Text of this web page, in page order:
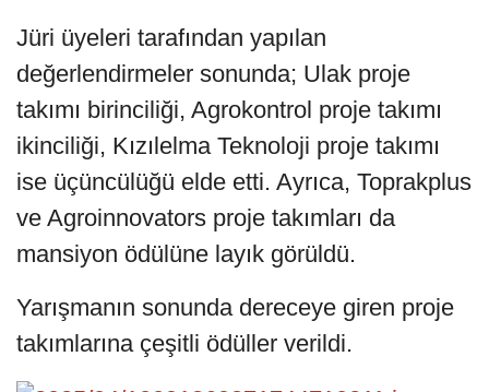
Jüri üyeleri tarafından yapılan
değerlendirmeler sonunda; Ulak proje
takımı birinciliği, Agrokontrol proje takımı
ikinciliği, Kızılelma Teknoloji proje takımı
ise üçüncülüğü elde etti. Ayrıca, Toprakplus
ve Agroinnovators proje takımları da
mansiyon ödülüne layık görüldü.
Yarışmanın sonunda dereceye giren proje
takımlarına çeşitli ödüller verildi.